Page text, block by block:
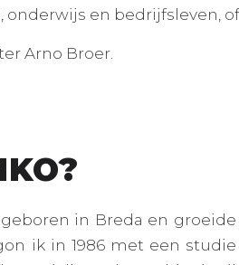
onderwijs en bedrijfsleven, of
Arno Broer.
geboren in Breda en
ik in 1986 met een studie